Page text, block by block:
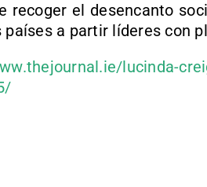
recoger el desencanto
países a partir líderes con
lucinda-